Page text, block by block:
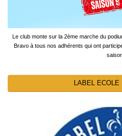
Le club monte sur la 2ème marche du
Bravo à tous nos adhérents qui ont
LABEL ECOLE